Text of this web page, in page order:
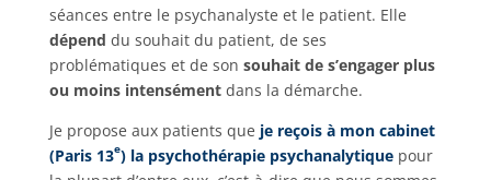
séances entre le psychanalyste et le patient. Elle
dépend du souhait du patient, de ses
problématiques et de son souhait de s’engager plus
ou moins intensémentdans la démarche.
Je propose aux patients que je reçois à mon cabinet
(Paris 13e) la psychothérapie psychanalytique pour